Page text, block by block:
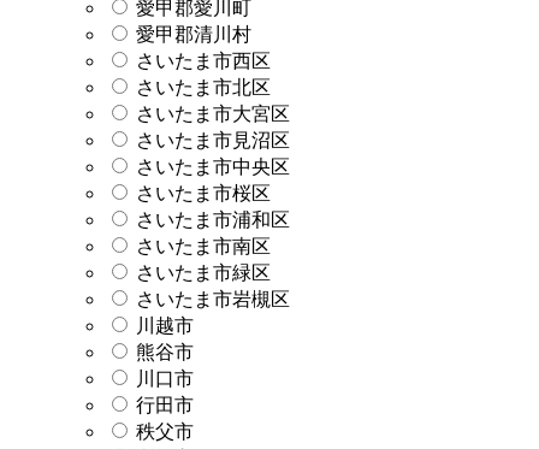
愛甲郡愛川町
愛甲郡清川村
さいたま市西区
さいたま市北区
さいたま市大宮区
さいたま市見沼区
さいたま市中央区
さいたま市桜区
さいたま市浦和区
さいたま市南区
さいたま市緑区
さいたま市岩槻区
川越市
熊谷市
川口市
行田市
秩父市